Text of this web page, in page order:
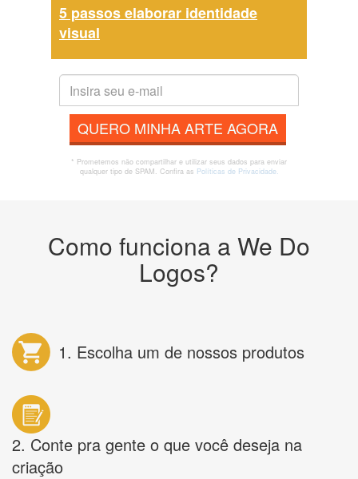
5 passos elaborar identidade
visual
QUERO MINHA ARTE AGORA
* Prometemos não compartilhar e utilizar seus dados para enviar
qualquer tipo de SPAM. Confira as Políticas de Privacidade.
Como funciona a We Do
Logos?
1. Escolha um de nossos produtos
2. Conte pra gente o que você deseja na
criação